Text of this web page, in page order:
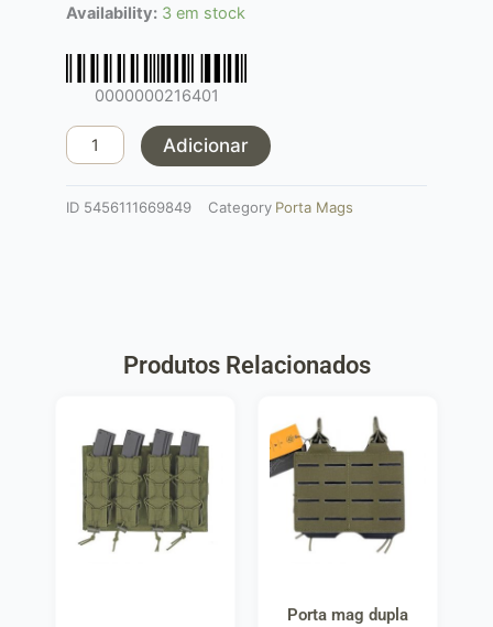
Availability: 3 em stock
0000000216401
Quantidade
para
M4/M16
Adicionar
ID 5456111669849 Category Porta Mags
Produtos Relacionados
Porta mag dupla